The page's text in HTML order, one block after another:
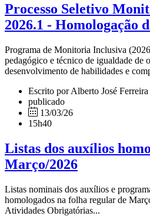
Processo Seletivo
2026.1 - Homologação
Programa de Monitoria Inclusiva
pedagógico e técnico de igualdade de
desenvolvimento de habilidades e
Escrito por Alberto José
publicado
13/03/26
15h40
Listas dos auxílios
Março/2026
Listas nominais dos auxílios e
homologados na folha regular de
Atividades Obrigatórias...